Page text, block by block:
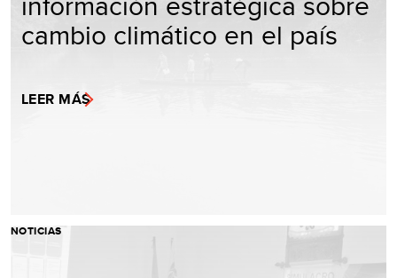
cambio climático en el país
LEER MÁS
NOTICIAS